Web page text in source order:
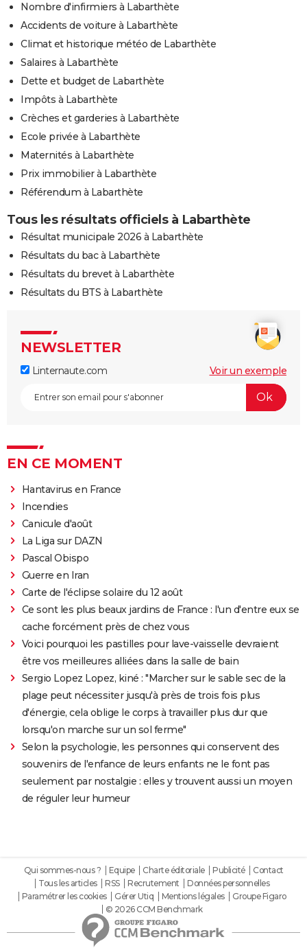
Nombre d'infirmiers à Labarthète
Accidents de voiture à Labarthète
Climat et historique météo de Labarthète
Salaires à Labarthète
Dette et budget de Labarthète
Impôts à Labarthète
Crèches et garderies à Labarthète
Ecole privée à Labarthète
Maternités à Labarthète
Prix immobilier à Labarthète
Référendum à Labarthète
Tous les résultats officiels à Labarthète
Résultat municipale 2026 à Labarthète
Résultats du bac à Labarthète
Résultats du brevet à Labarthète
Résultats du BTS à Labarthète
NEWSLETTER
Linternaute.com Voir un exemple
EN CE MOMENT
Hantavirus en France
Incendies
Canicule d'août
La Liga sur DAZN
Pascal Obispo
Guerre en Iran
Carte de l'éclipse solaire du 12 août
Ce sont les plus beaux jardins de France : l'un d'entre eux se
cache forcément près de chez vous
Voici pourquoi les pastilles pour lave-vaisselle devraient
être vos meilleures alliées dans la salle de bain
Sergio Lopez Lopez, kiné : "Marcher sur le sable sec de la
plage peut nécessiter jusqu'à près de trois fois plus
d'énergie, cela oblige le corps à travailler plus dur que
lorsqu'on marche sur un sol ferme"
Selon la psychologie, les personnes qui conservent des
souvenirs de l'enfance de leurs enfants ne le font pas
seulement par nostalgie : elles y trouvent aussi un moyen
de réguler leur humeur
Qui sommes-nous ? Equipe Charte éditoriale Publicité
Contact
Tous les articles
RSS Recrutement
Données personnelles
Paramétrer les cookies
Gérer Utiq Mentions légales
Groupe Figaro
© 2026 CCM Benchmark